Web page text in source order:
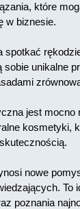
które
w biznesie.
sobie unikalne
jest mocno
kosmetyki,
nowe
To
poznania